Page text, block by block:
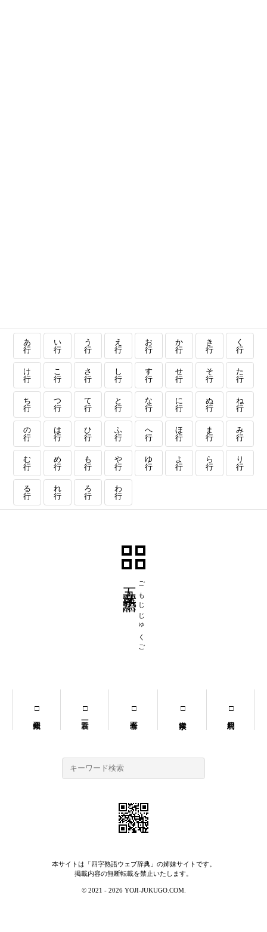
あ
行
い
行
う
行
え
行
お
行
か
行
き
行
く
行
け
行
こ
行
さ
行
し
行
す
行
せ
行
そ
行
た
行
ち
行
つ
行
て
行
と
行
な
行
に
行
ぬ
行
ね
行
の
行
は
行
ひ
行
ふ
行
へ
行
ほ
行
ま
行
み
行
む
行
め
行
も
行
や
行
ゆ
行
よ
行
ら
行
り
行
る
行
れ
行
ろ
行
わ
行
ごもじじゅくご
本サイトは「四字熟語ウェブ辞典」の姉妹サイトです。
掲載内容の無断転載を禁止いたします。
© 2021 - 2026 YOJI-JUKUGO.COM.